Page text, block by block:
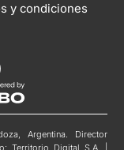
y condiciones
Argentina. Director
Territorio Digital S.A. |